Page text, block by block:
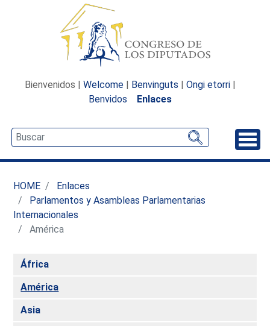
Bienvenidos | Welcome | Benvinguts | Ongi etorri |
Benvidos
Enlaces
HOME
Enlaces
Parlamentos y Asambleas Parlamentarias
Internacionales
América
África
América
Asia